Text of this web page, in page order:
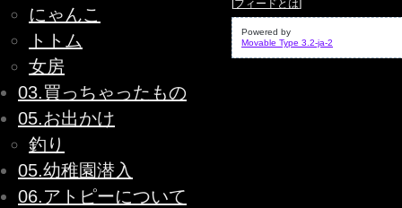
にゃんこ
トトム
女房
03.買っちゃったもの
05.お出かけ
釣り
05.幼稚園潜入
06.アトピーについて
[フィードとは]
Powered by
Movable Type 3.2-ja-2